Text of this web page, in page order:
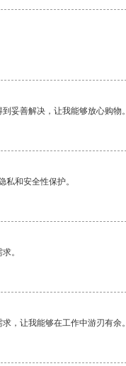
妥善解决，让我能够放心购物。
和安全性保护。
。
，让我能够在工作中游刃有余。